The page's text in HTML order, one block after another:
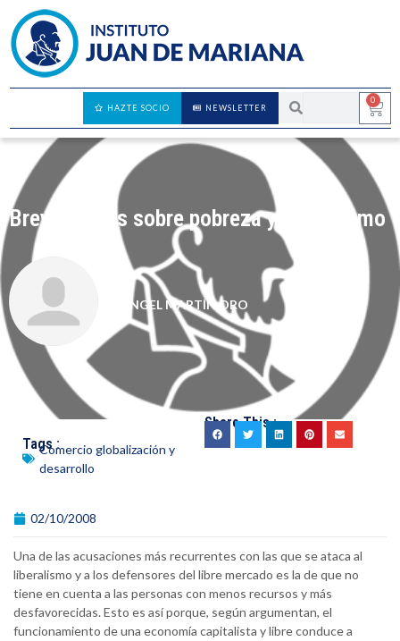
0
NEWSLETTER
HAZTE SOCIO
Breves notas sobre pobreza y liberalismo
ÁNGEL MARTÍN ORO
Tags :
Comercio globalización y
desarrollo
Share This :
02/10/2008
Una de las acusaciones más recurrentes con las que se ataca al
liberalismo y a los defensores del libre mercado es la de que no
tiene en cuenta a las personas con menos recursos y más
desfavorecidas. Esto es así porque, según argumentan, el
funcionamiento de una economía capitalista y libre conduce a